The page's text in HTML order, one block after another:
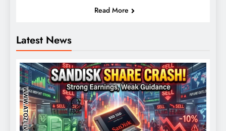
Latest News
Read More